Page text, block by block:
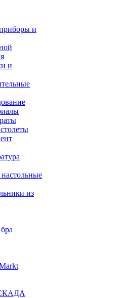
и
и
из